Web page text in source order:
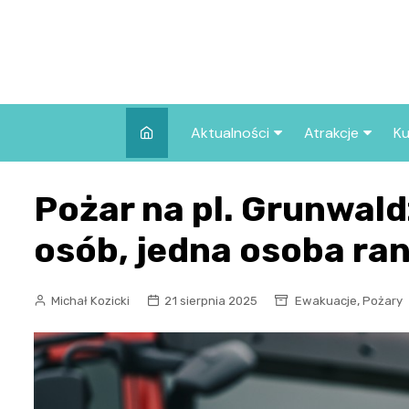
Aktualności
Wszystkie wpisy
Atrakcje
we Wrocławiu
Co warto
Wrocławiu?
Pożar na pl.
osób, jedna osoba
Michał Kozicki 21 sierpnia 2025 Ewakuacje, Pożary